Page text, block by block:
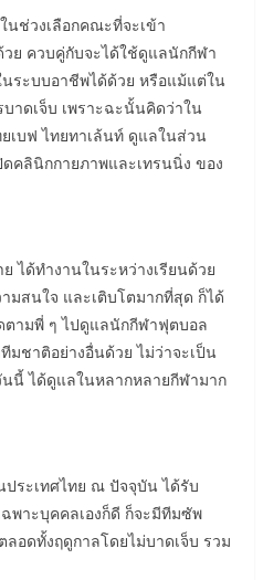
นช่วงเลือกคณะที่จะเข้า
วย ควบคู่กับจะได้ใช้ดูแลนักกีฬา
ระบบอาชีพได้ด้วย หรือแม้แต่ใน
าดเจ็บ เพราะฉะนั้นคิดว่าใน
เบฟ ไทยทาเล้นท์ ดูแลในส่วน
คลินิกกายภาพและเทรนนิ่ง ของ
ได้ทำงานในระหว่างเรียนด้วย
มสนใจ และเติบโตมากที่สุด ก็ได้
ตามพี่ ๆ ไปดูแลนักกีฬาฟุตบอล
ชาติอย่างอื่นด้วย ไม่ว่าจะเป็น
นนี้ ได้ดูแลในหลากหลายกีฬามาก
ระเทศไทย ณ ปัจจุบัน ได้รับ
พาะบุคคลเองก็ดี ก็จะมีทีมซัพ
อดทั้งฤดูกาลโดยไม่บาดเจ็บ รวม